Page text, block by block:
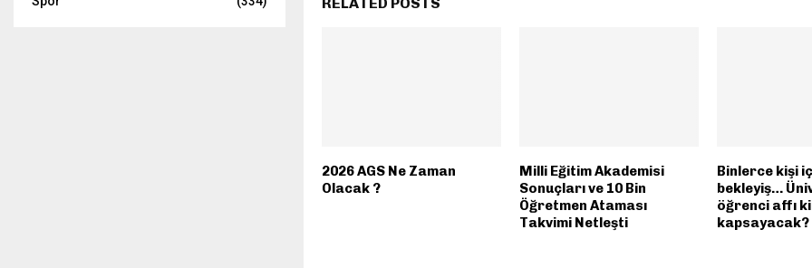
2026 AGS Ne Zaman
Olacak ?
Milli Eğitim Akademisi
Sonuçları ve 10 Bin
Öğretmen Ataması
Takvimi Netleşti
Binlerce kişi
bekleyiş…
öğrenci affı
kapsayacak?